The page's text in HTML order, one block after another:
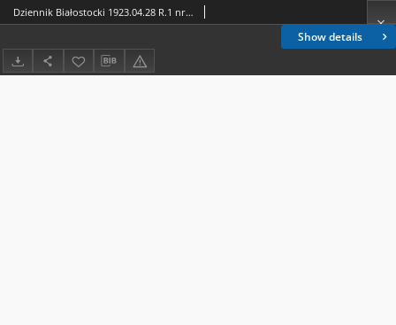
Show details
Dziennik Białostocki 1923.04.28 R.1 nr 87